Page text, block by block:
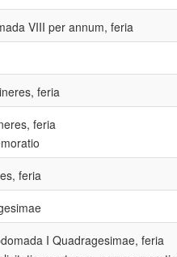
VIII per annum, feria
feria
feria
feria
I Quadragesimae, feria